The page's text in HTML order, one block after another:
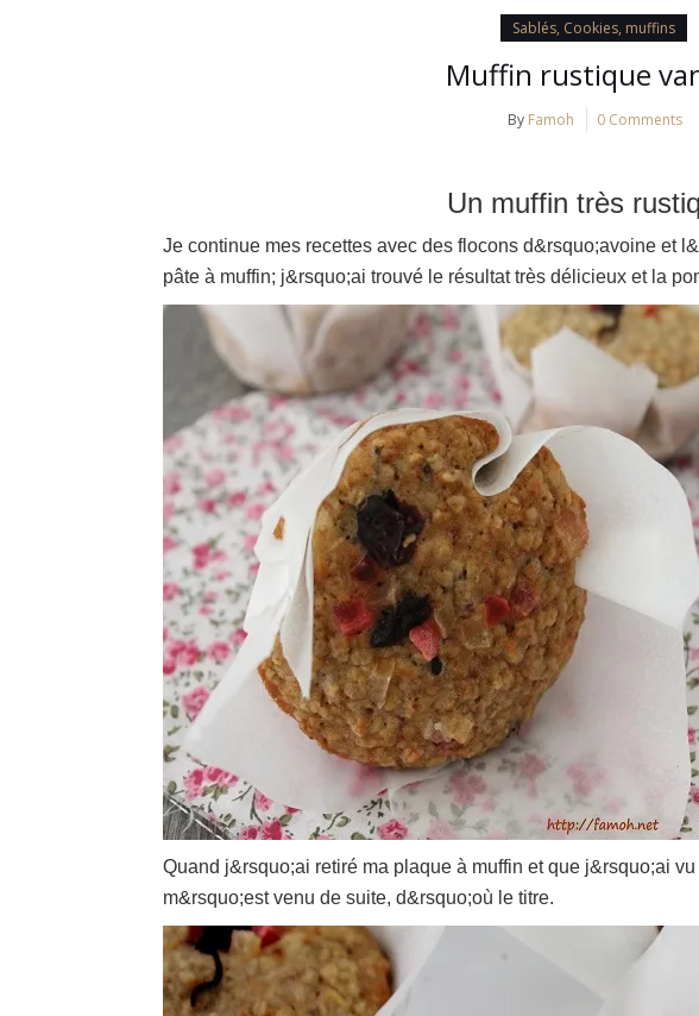
Sablés, Cookies, muffins
Muffin rustique
By Famoh 0 Comments
Un muffin très
Je continue mes recettes avec des flocons d&rsquo;avoine et
pâte à muffin; j&rsquo;ai trouvé le résultat très délicieux et la
Quand j&rsquo;ai retiré ma plaque à muffin et que j&rsquo;ai
m&rsquo;est venu de suite, d&rsquo;où le titre.